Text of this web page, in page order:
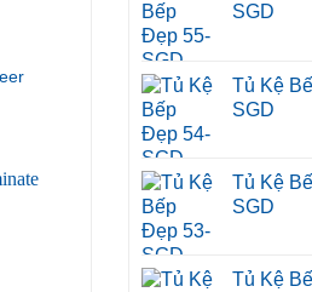
SGD
Tủ Kệ
SGD
Tủ Kệ
SGD
Tủ Kệ